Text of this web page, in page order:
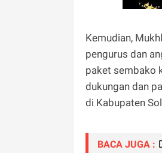
Kemudian,
pengurus dan
paket sembako
dukungan dan
di Kabupaten
BACA JUGA :